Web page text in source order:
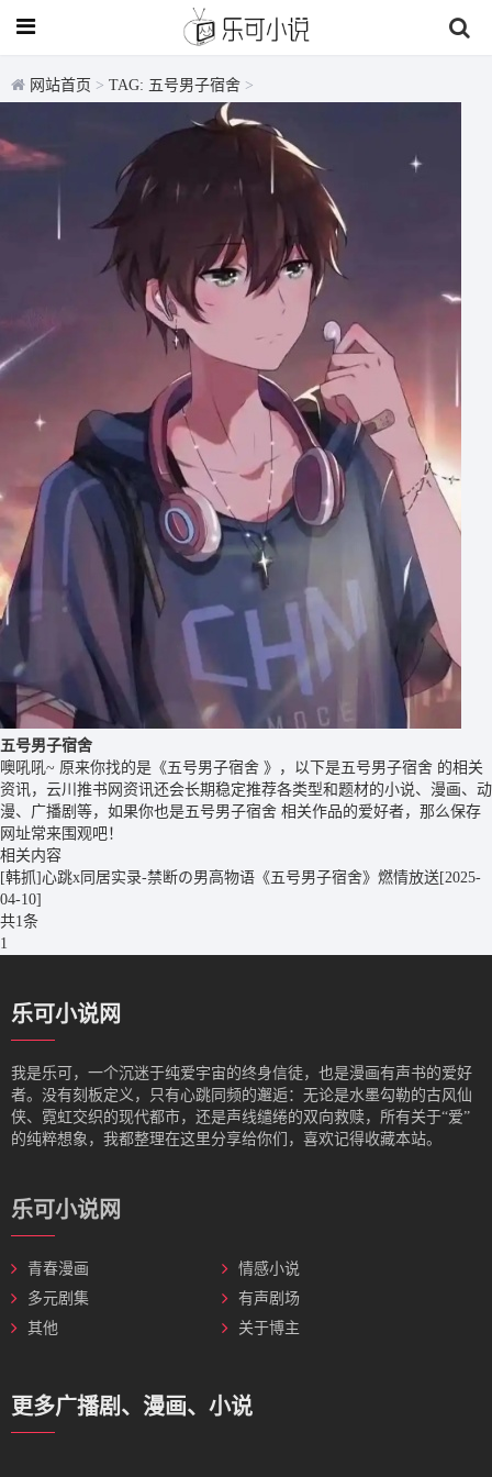
网站首页 > TAG: 五号男子宿舍 >
五号男子宿舍
噢吼吼~ 原来你找的是《五号男子宿舍 》，以下是五号男子宿舍 的相关
资讯，云川推书网资讯还会长期稳定推荐各类型和题材的小说、漫画、动
漫、广播剧等，如果你也是五号男子宿舍 相关作品的爱好者，那么保存
网址常来围观吧！
相关内容
[韩抓]心跳x同居实录-禁断の男高物语《五号男子宿舍》燃情放送[2025-
04-10]
共1条
1
乐可小说网
我是‌乐可，一个沉迷于纯爱宇宙的终身信徒，也是漫画有声书的爱好
者。没有刻板定义，只有心跳同频的邂逅：无论是水墨勾勒的古风仙
侠、霓虹交织的现代都市，还是声线缱绻的双向救赎，所有关于“爱”
的纯粹想象，我都整理在这里分享给你们，喜欢记得收藏本站。
乐可小说网
青春漫画
情感小说
多元剧集
有声剧场
其他
关于博主
更多广播剧、漫画、小说